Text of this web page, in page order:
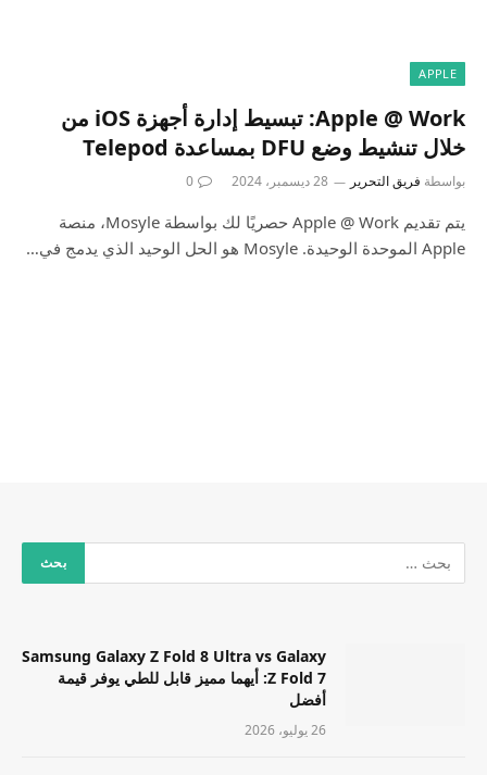
APPLE
Apple @ Work: تبسيط إدارة أجهزة iOS من
خلال تنشيط وضع DFU بمساعدة Telepod
بواسطة فريق التحرير 28 ديسمبر، 2024 0
يتم تقديم Apple @ Work حصريًا لك بواسطة Mosyle، منصة
Apple الموحدة الوحيدة. Mosyle هو الحل الوحيد الذي يدمج في…
Samsung Galaxy Z Fold 8 Ultra vs Galaxy
Z Fold 7: أيهما مميز قابل للطي يوفر قيمة
أفضل
26 يوليو، 2026